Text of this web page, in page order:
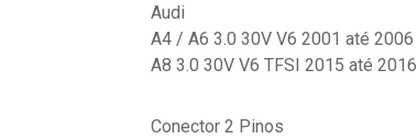
Audi
A4 / A6 3.0 30V V6 2001 até 2006
A8 3.0 30V V6 TFSI 2015 até 2016
Conector 2 Pinos